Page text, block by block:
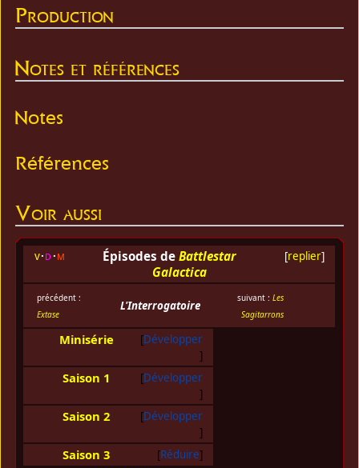
Production
Notes et références
Notes
Références
Voir aussi
[replier]
v d m Épisodes de Battlestar
Galactica
précédent :
Extase
L'Interrogatoire
suivant : Les
Sagitarrons
Développer
Minisérie
Développer
Saison 1
Développer
Saison 2
Réduire
Saison 3